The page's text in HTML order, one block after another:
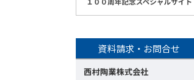
資料請求・お問合せ
西村陶業株式会社